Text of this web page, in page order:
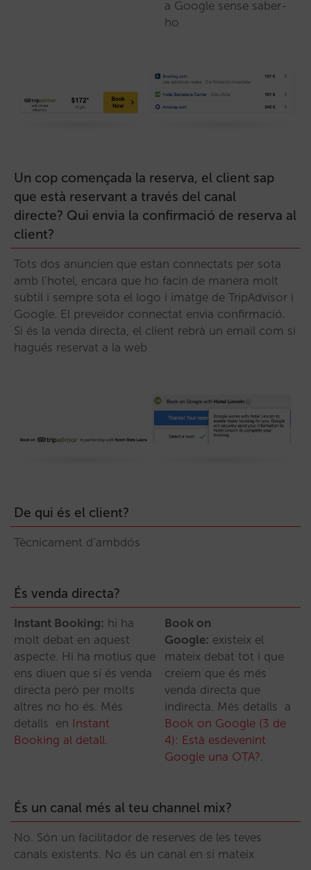
a Google sense saber-
ho
Un cop començada la reserva, el client sap
que està reservant a través del canal
directe? Qui envia la confirmació de reserva al
client?
Tots dos anuncien que estan connectats per sota
amb l’hotel, encara que ho facin de manera molt
subtil i sempre sota el logo i imatge de TripAdvisor i
Google. El preveïdor connectat envia confirmació.
Si és la venda directa, el client rebrà un email com si
hagués reservat a la web
De qui és el client?
Tècnicament d’ambdós
És venda directa?
Instant Booking: hi ha
molt debat en aquest
aspecte. Hi ha motius que
ens diuen que sí és venda
directa però per molts
altres no ho és. Més
detalls en Instant
Booking al detall.
Book on
Google: existeix el
mateix debat tot i que
creiem que és més
venda directa que
indirecta. Més detalls a
Book on Google (3 de
4): Està esdevenint
Google una OTA?.
És un canal més al teu channel mix?
No. Són un facilitador de reserves de les teves
canals existents. No és un canal en si mateix